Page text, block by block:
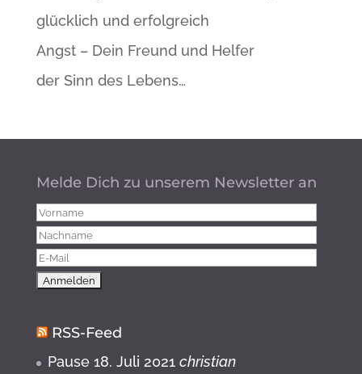
glücklich und erfolgreich
Angst – Dein Freund und Helfer
der Sinn des Lebens…
Melde Dich zu unserem Newsletter an
RSS-Feed
Pause 18. Juli 2021 christian